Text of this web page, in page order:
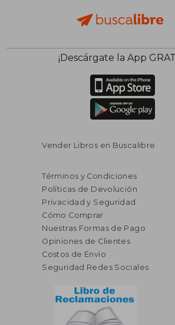
$ 81.79
$ 49.07
¡Descárgate la App
Vender Libros en Buscalibre
Términos y Condiciones
Políticas de Devolución
Privacidad y Seguridad
Cómo Comprar
Nuestras Formas de Pago
Opiniones de Clientes
Costos de Envío
Seguridad Redes Sociales